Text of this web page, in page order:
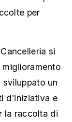
per
si
sviluppato un
d'iniziativa e
la raccolta di